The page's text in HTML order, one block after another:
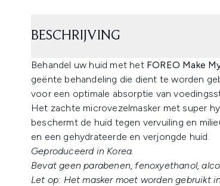
BESCHRIJVING
Behandel uw huid met het FOREO Make
geënte behandeling die dient te worden
voor een optimale absorptie van
Het zachte microvezelmasker met super
beschermt de huid tegen vervuiling en
en een gehydrateerde en verjongde huid.
Geproduceerd in Korea.
Bevat geen parabenen, fenoxyethanol,
Let op: Het masker moet worden gebruikt